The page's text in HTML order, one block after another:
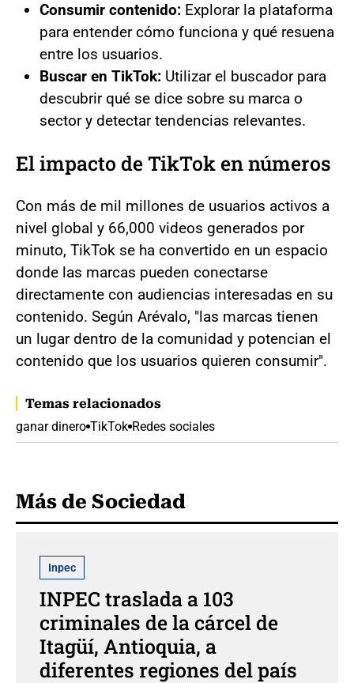
Consumir contenido: Explorar la plataforma
para entender cómo funciona y qué resuena
entre los usuarios.
Buscar en TikTok: Utilizar el buscador para
descubrir qué se dice sobre su marca o
sector y detectar tendencias relevantes.
El impacto de TikTok en números
Con más de mil millones de usuarios activos a
nivel global y 66,000 videos generados por
minuto, TikTok se ha convertido en un espacio
donde las marcas pueden conectarse
directamente con audiencias interesadas en su
contenido. Según Arévalo, "las marcas tienen
un lugar dentro de la comunidad y potencian el
contenido que los usuarios quieren consumir".
Temas relacionados
ganar dinero TikTok Redes sociales
Más de Sociedad
Inpec
INPEC traslada a 103
criminales de la cárcel de
Itagüí, Antioquia, a
diferentes regiones del país